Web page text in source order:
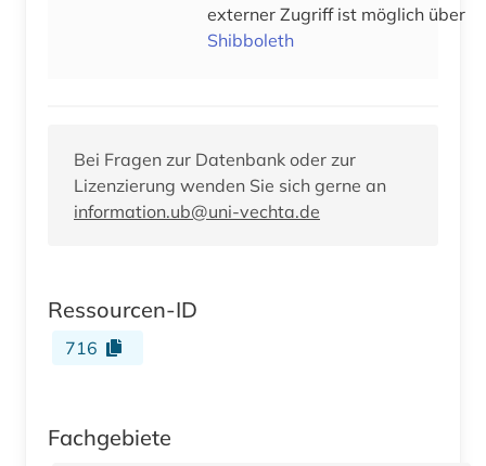
externer Zugriff ist möglich über
Shibboleth
Bei Fragen zur Datenbank oder zur
Lizenzierung wenden Sie sich gerne an
information.ub@uni-vechta.de
Ressourcen-ID
716
Fachgebiete